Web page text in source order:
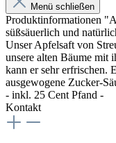
Menü schließen
Produktinformationen
süßsäuerlich und
Unser Apfelsaft von
unsere alten Bäume mit
kann er sehr erfrischen.
ausgewogene Zucker-
- inkl. 25 Cent Pfand -
Kontakt